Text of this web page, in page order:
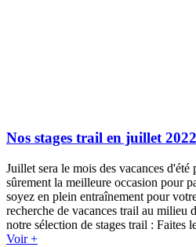
Nos stages trail en juillet 2022
Juillet sera le mois des vacances
sûrement la meilleure occasion pour
soyez en plein entraînement pour
recherche de vacances trail au milieu
notre sélection de stages trail : Faites
Voir +